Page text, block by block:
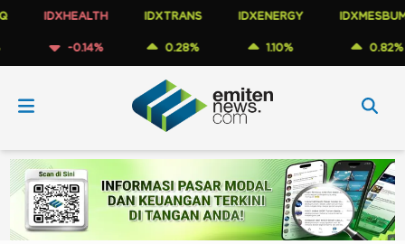
IDXHEALTH
-0.14%
IDXTRANS
0.28%
IDXENERGY
1.10%
IDXMESBUMN
0.82%